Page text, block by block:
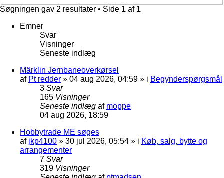
Søgningen gav 2 resultater • Side 1 af 1
Emner
Svar
Visninger
Seneste indlæg
Märklin Jernbaneoverkørsel
af Pt redder » 04 aug 2026, 04:59 » i Begynderspørgsmål
3 Svar
165 Visninger
Seneste indlæg af moppe
04 aug 2026, 18:59
Hobbytrade ME søges
af jkp4100 » 30 jul 2026, 05:54 » i Køb, salg, bytte og
arrangementer
7 Svar
319 Visninger